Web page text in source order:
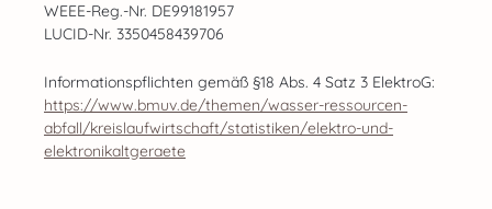
WEEE-Reg.-Nr. DE99181957
LUCID-Nr. 3350458439706
Informationspflichten gemäß §18 Abs. 4 Satz 3 ElektroG:
https://www.bmuv.de/themen/wasser-ressourcen-
abfall/kreislaufwirtschaft/statistiken/elektro-und-
elektronikaltgeraete